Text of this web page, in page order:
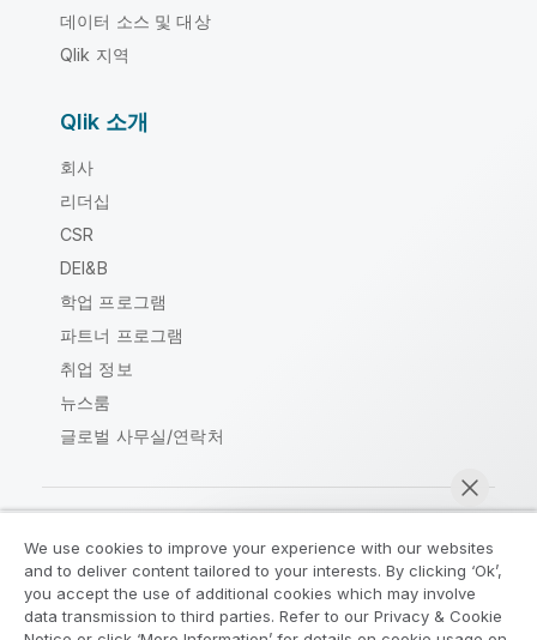
데이터 소스 및 대상
Qlik 지역
Qlik 소개
회사
리더십
CSR
DEI&B
학업 프로그램
파트너 프로그램
취업 정보
뉴스룸
글로벌 사무실/연락처
Qlik Community
법적 계약 제품 약관 Legal Policies
We use cookies to improve your experience with our websites
and to deliver content tailored to your interests. By clicking ‘Ok’,
you accept the use of additional cookies which may involve
data transmission to third parties. Refer to our Privacy & Cookie